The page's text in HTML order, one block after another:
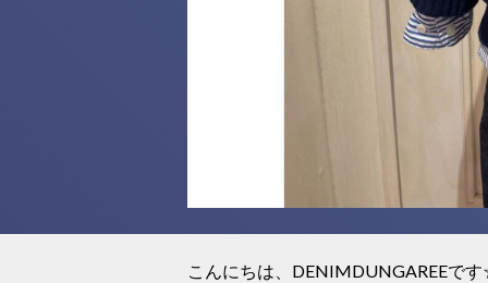
こんにちは、DENIMDUNGAREEで